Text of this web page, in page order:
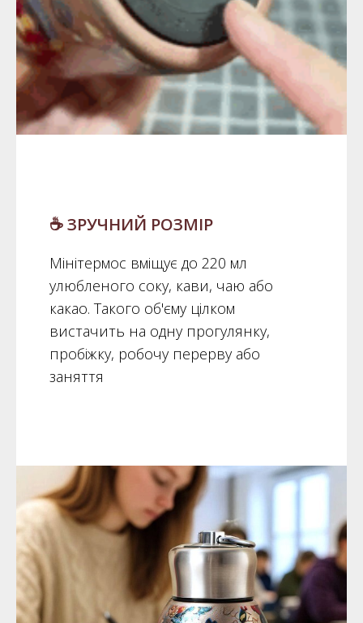
☕️ ЗРУЧНИЙ РОЗМІР
Мінітермос вміщує до 220 мл
улюбленого соку, кави, чаю або
какао. Такого об'єму цілком
вистачить на одну прогулянку,
пробіжку, робочу перерву або
заняття